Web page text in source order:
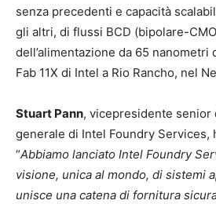
senza precedenti e capacità
gli altri, di flussi BCD (bipolare-
dell’alimentazione da 65 nanometri
Fab 11X di Intel a Rio Rancho, nel
Stuart Pann, vicepresidente
generale di Intel Foundry Services,
“Abbiamo lanciato Intel Foundry
visione, unica al mondo, di sistemi
unisce una catena di fornitura